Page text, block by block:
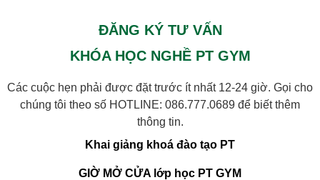
ĐĂNG KÝ TƯ VẤN
KHÓA HỌC NGHỀ PT GYM
Các cuộc hẹn phải được đặt trước ít nhất 12-24 giờ. Gọi cho
chúng tôi theo số HOTLINE: 086.777.0689 để biết thêm
thông tin.
Khai giảng khoá đào tạo PT
GIỜ MỞ CỬA lớp học PT GYM